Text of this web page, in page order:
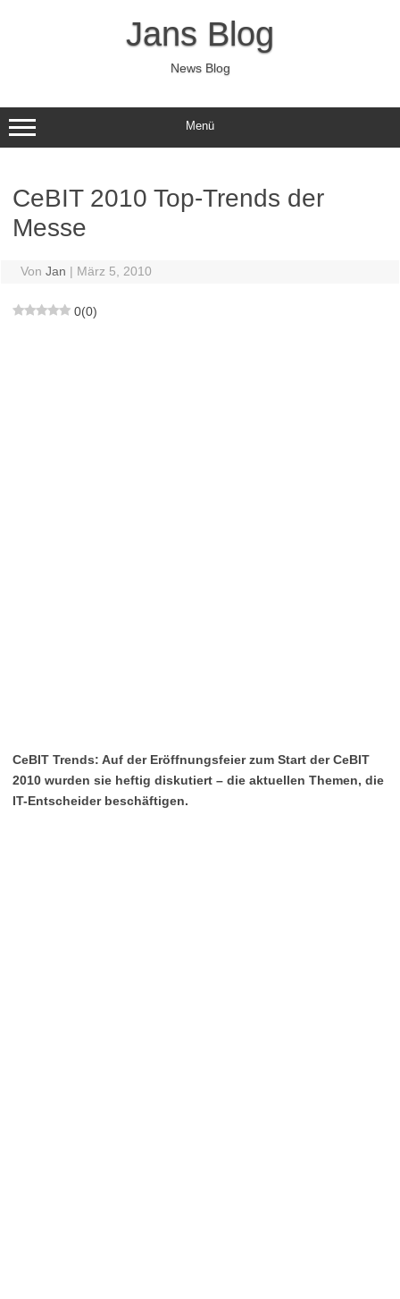
Jans Blog
News Blog
Menü
CeBIT 2010 Top-Trends der
Messe
Von Jan | März 5, 2010
0(0)
CeBIT Trends: Auf der Eröffnungsfeier zum Start der CeBIT
2010 wurden sie heftig diskutiert – die aktuellen Themen, die
IT-Entscheider beschäftigen.